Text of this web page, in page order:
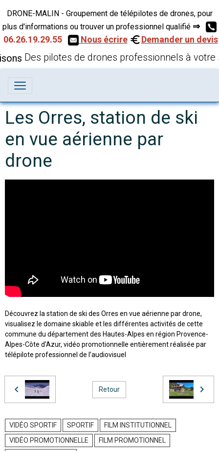
DRONE-MALIN - Groupement de télépilotes de drones, pour
plus d'informations ou trouver un professionnel qualifié ⇒
06.26.19.29.55
Nous écrire Demander un devis
Des pilotes de drones professionnels à votre
Les Orres, station de ski
en vue aérienne par
drone
Découvrez la station de ski des Orres en vue aérienne par drone,
visualisez le domaine skiable et les différentes activités de cette
commune du département des Hautes-Alpes en région Provence-
Alpes-Côte d'Azur, vidéo promotionnelle entièrement réalisée par
télépilote professionnel de l’audiovisuel
Retour
VIDÉO SPORTIF SPORTIF
FILM INSTITUTIONNEL
VIDÉO PROMOTIONNELLE
FILM PROMOTIONNEL